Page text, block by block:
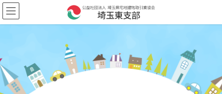
コ
ン
テ
に
移
動
ナ
ビ
ゲ
ョ
ン
に
移